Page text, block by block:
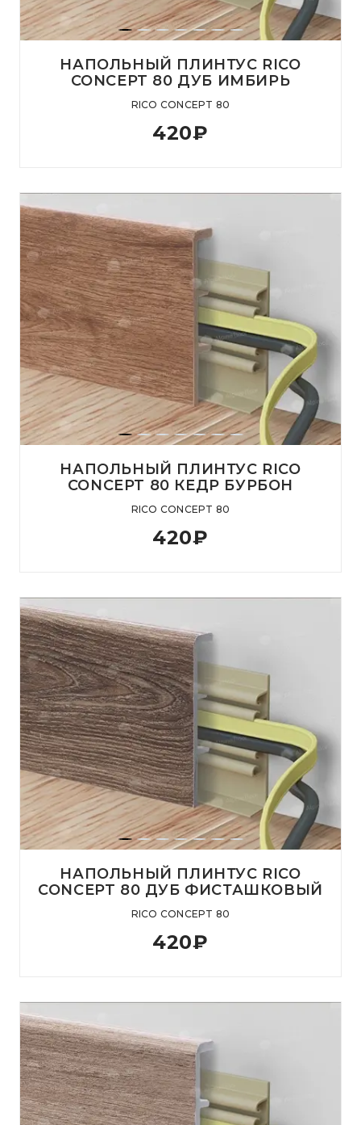
НАПОЛЬНЫЙ ПЛИНТУС RICO
CONCEPT 80 ДУБ ИМБИРЬ
RICO CONCEPT 80
420₽
НАПОЛЬНЫЙ ПЛИНТУС RICO
CONCEPT 80 КЕДР БУРБОН
RICO CONCEPT 80
420₽
НАПОЛЬНЫЙ ПЛИНТУС RICO
CONCEPT 80 ДУБ ФИСТАШКОВЫЙ
RICO CONCEPT 80
420₽